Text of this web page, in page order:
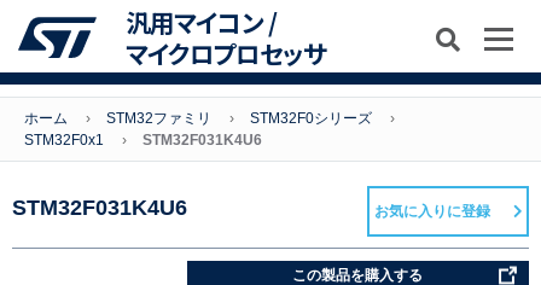
汎用マイコン /
マイクロプロセッサ
ホーム STM32ファミリ
STM32F0シリーズ
STM32F0x1
STM32F031K4U6
STM32F031K4U6
この製品を購入する
お気に入りに登録